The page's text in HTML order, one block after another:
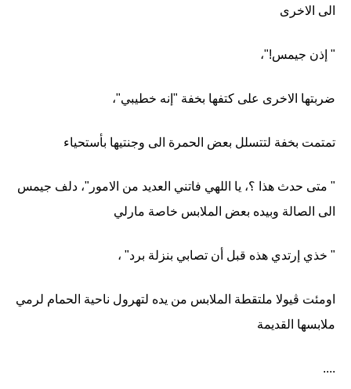
الى الاخرى
" إذن جيمس!"،
ضربتها الاخرى على كتفها بخفة "إنه خطيبي"،
تمتمت بخفة لتتسلل بعض الحمرة الى وجنتيها بأستحياء
" متى حدث هذا ؟، يا اللهي فاتني العديد من الامور"، دلف جيمس
الى الصالة وبيده بعض الملابس خاصة مارلي
" خذي إرتدي هذه قبل أن تصابي بنزلة برد" ،
اومئت ڤيولا ملتقطة الملابس من يده لتهرول ناحية الحمام لرمي
ملابسها القديمة
....